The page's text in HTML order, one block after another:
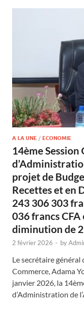
A LA UNE / ECONOMIE
14ème
projet de
Recettes et en
243 306 303
036 francs
diminution de
2 février 2026 - by
Le secrétaire
Commerce, Adama
janvier 2026, la
d’Administration de